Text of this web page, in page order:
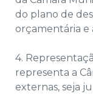
do plano de
orçamentária e
4.
representa a
externas, seja